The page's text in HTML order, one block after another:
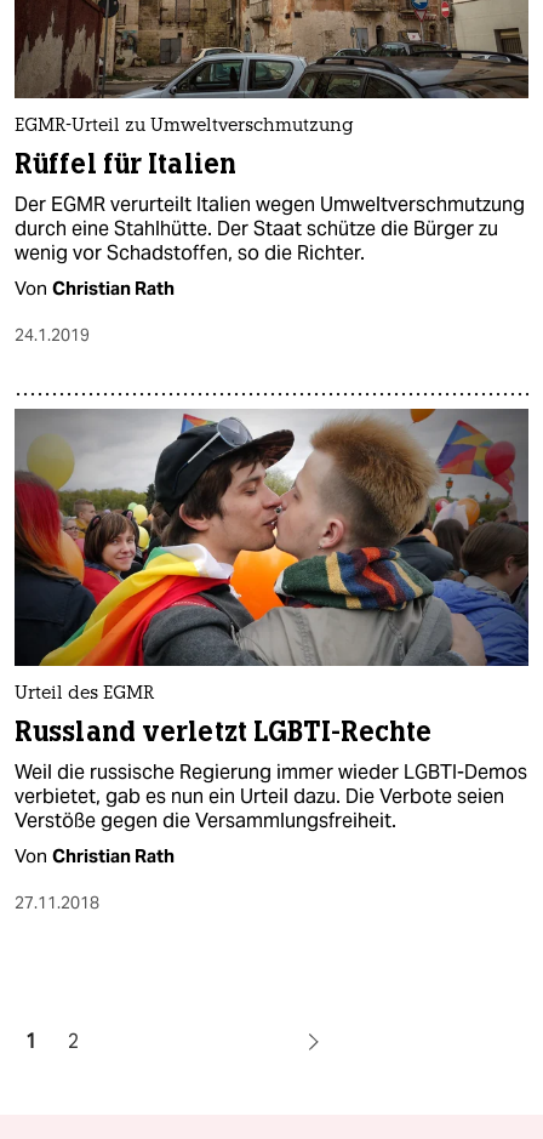
EGMR-Urteil zu Umweltverschmutzung
Rüffel für Italien
Der EGMR verurteilt Italien wegen Umweltverschmutzung
durch eine Stahlhütte. Der Staat schütze die Bürger zu
wenig vor Schadstoffen, so die Richter.
Von Christian Rath
24.1.2019
Urteil des EGMR
Russland verletzt LGBTI-Rechte
Weil die russische Regierung immer wieder LGBTI-Demos
verbietet, gab es nun ein Urteil dazu. Die Verbote seien
Verstöße gegen die Versammlungsfreiheit.
Von Christian Rath
27.11.2018
1 2